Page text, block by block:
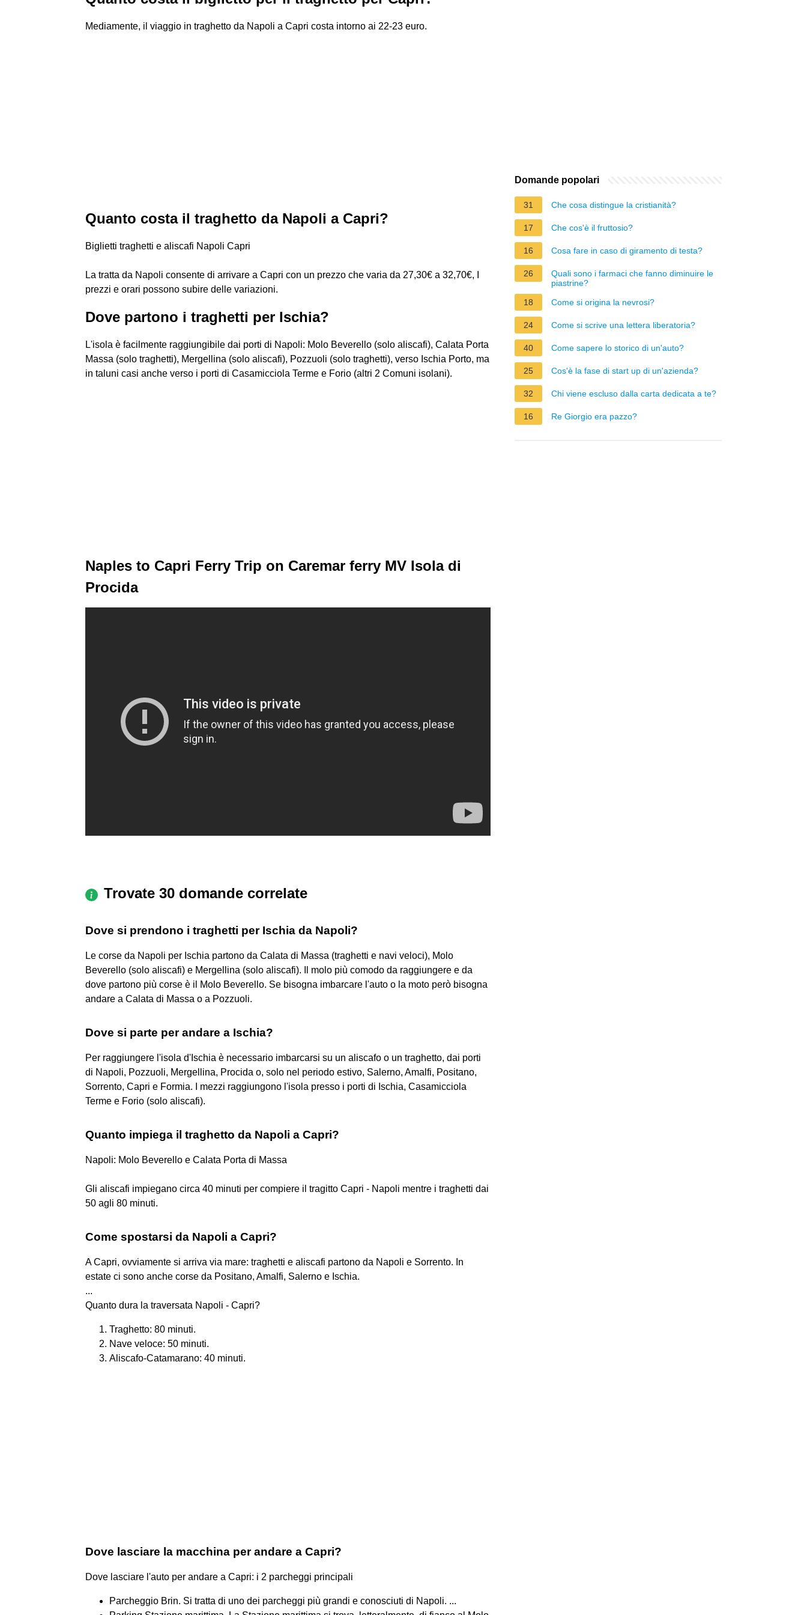
Mediamente, il viaggio in traghetto da Napoli a Capri costa intorno ai 22-23 euro.
Quanto costa il traghetto da Napoli a Capri?
Biglietti traghetti e aliscafi Napoli Capri
La tratta da Napoli consente di arrivare a Capri con un prezzo che varia da 27,30€ a 32,70€, I
prezzi e orari possono subire delle variazioni.
Dove partono i traghetti per Ischia?
L'isola è facilmente raggiungibile dai porti di Napoli: Molo Beverello (solo aliscafi), Calata Porta
Massa (solo traghetti), Mergellina (solo aliscafi), Pozzuoli (solo traghetti), verso Ischia Porto, ma
in taluni casi anche verso i porti di Casamicciola Terme e Forio (altri 2 Comuni isolani).
Naples to Capri Ferry Trip on Caremar ferry MV Isola di
Procida
Trovate 30 domande correlate
Dove si prendono i traghetti per Ischia da Napoli?
Le corse da Napoli per Ischia partono da Calata di Massa (traghetti e navi veloci), Molo
Beverello (solo aliscafi) e Mergellina (solo aliscafi). Il molo più comodo da raggiungere e da
dove partono più corse è il Molo Beverello. Se bisogna imbarcare l'auto o la moto però bisogna
andare a Calata di Massa o a Pozzuoli.
Dove si parte per andare a Ischia?
Per raggiungere l'isola d'Ischia è necessario imbarcarsi su un aliscafo o un traghetto, dai porti
di Napoli, Pozzuoli, Mergellina, Procida o, solo nel periodo estivo, Salerno, Amalfi, Positano,
Sorrento, Capri e Formia. I mezzi raggiungono l'isola presso i porti di Ischia, Casamicciola
Terme e Forio (solo aliscafi).
Quanto impiega il traghetto da Napoli a Capri?
Napoli: Molo Beverello e Calata Porta di Massa
Gli aliscafi impiegano circa 40 minuti per compiere il tragitto Capri - Napoli mentre i traghetti dai
50 agli 80 minuti.
Come spostarsi da Napoli a Capri?
A Capri, ovviamente si arriva via mare: traghetti e aliscafi partono da Napoli e Sorrento. In
estate ci sono anche corse da Positano, Amalfi, Salerno e Ischia.
...
Quanto dura la traversata Napoli - Capri?
Traghetto: 80 minuti.
Nave veloce: 50 minuti.
Aliscafo-Catamarano: 40 minuti.
Dove lasciare la macchina per andare a Capri?
Dove lasciare l'auto per andare a Capri: i 2 parcheggi principali
Parcheggio Brin. Si tratta di uno dei parcheggi più grandi e conosciuti di Napoli. ...
Domande popolari
31 Che cosa distingue la cristianità?
17 Che cos'è il fruttosio?
16 Cosa fare in caso di giramento di testa?
26
Quali sono i farmaci che fanno diminuire le
piastrine?
18
Come si origina la nevrosi?
24 Come si scrive una lettera liberatoria?
40 Come sapere lo storico di un'auto?
25 Cos'è la fase di start up di un'azienda?
32 Chi viene escluso dalla carta dedicata a te?
16 Re Giorgio era pazzo?